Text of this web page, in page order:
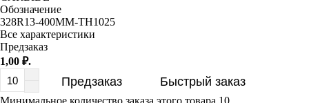
Simtek
Sumitomo
TaeguTec
Обозначение
328R13-400MM-TH1025
Все характеристики
Предзаказ
1,00 ₽.
Предзаказ Быстрый заказ